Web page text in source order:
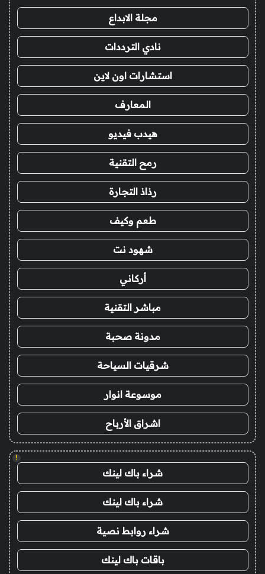
مجلة الابداع
نادي الترددات
استشارات اون لاين
المعارف
هيدب فيديو
رمح التقنية
رذاذ التجارة
طعم وكيف
شهود نت
أركاني
مباشر التقنية
مدونة صحبة
شرقيات السياحة
موسوعة انوار
اشراق الأرباح
!
شراء باك لينك
شراء باك لينك
شراء روابط نصية
باقات باك لينك